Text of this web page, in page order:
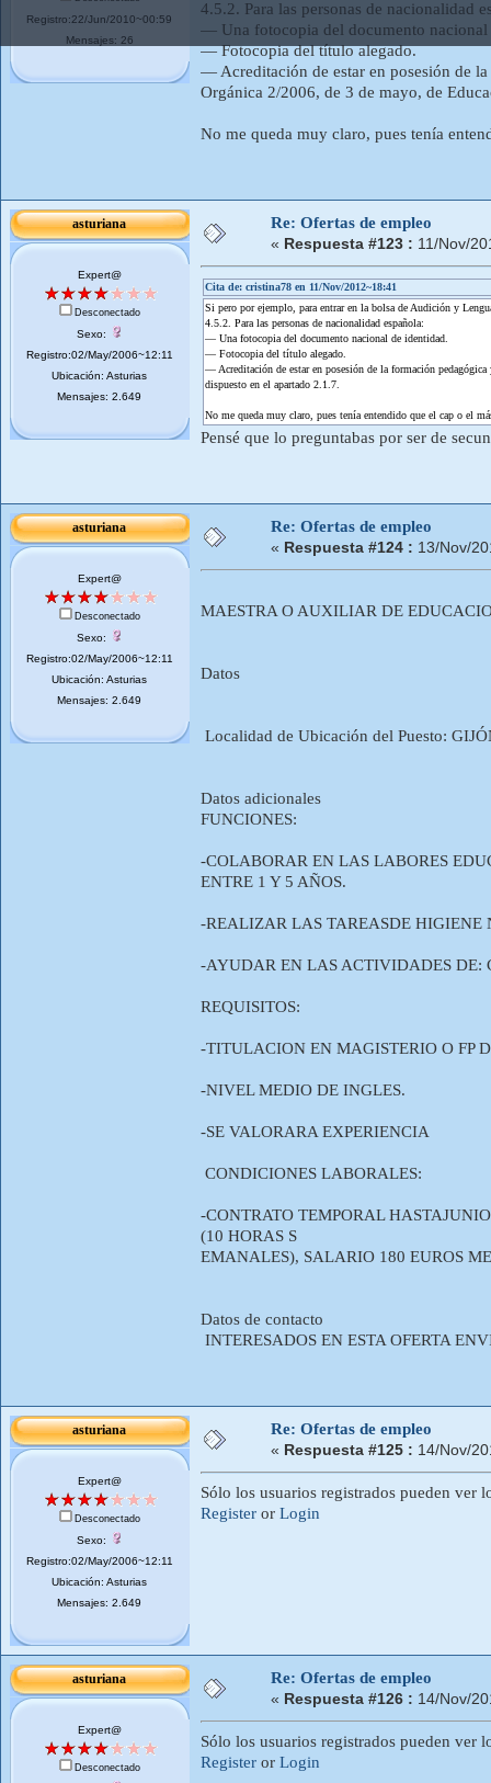
Registro:22/Jun/2010~00:59
Mensajes: 26
4.5.2. Para las personas de nacionalidad
— Una fotocopia del documento nacional
— Fotocopia del título alegado.
— Acreditación de estar en posesión de
Orgánica 2/2006, de 3 de mayo, de
No me queda muy claro, pues tenía
asturiana
Expert@
Desconectado
Sexo:
Registro:02/May/2006~12:11
Ubicación: Asturias
Mensajes: 2.649
Re: Ofertas de empleo
« Respuesta #123 : 11/Nov/
Cita de: cristina78 en 11/Nov/2012~18:41
Si pero por ejemplo, para entrar en la bolsa de Audición y
4.5.2. Para las personas de nacionalidad española:
— Una fotocopia del documento nacional de identidad.
— Fotocopia del título alegado.
— Acreditación de estar en posesión de la formación
dispuesto en el apartado 2.1.7.
No me queda muy claro, pues tenía entendido que el cap o el
Pensé que lo preguntabas por ser de
asturiana
Expert@
Desconectado
Sexo:
Registro:02/May/2006~12:11
Ubicación: Asturias
Mensajes: 2.649
Re: Ofertas de empleo
« Respuesta #124 : 13/Nov/
MAESTRA O AUXILIAR DE
Datos
Localidad de Ubicación del Puesto:
Datos adicionales
FUNCIONES:
-COLABORAR EN LAS LABORES
ENTRE 1 Y 5 AÑOS.
-REALIZAR LAS TAREASDE HIGIENE
-AYUDAR EN LAS ACTIVIDADES DE:
REQUISITOS:
-TITULACION EN MAGISTERIO O FP
-NIVEL MEDIO DE INGLES.
-SE VALORARA EXPERIENCIA
CONDICIONES LABORALES:
-CONTRATO TEMPORAL
(10 HORAS S
EMANALES), SALARIO 180 EUROS
Datos de contacto
INTERESADOS EN ESTA OFERTA
asturiana
Expert@
Desconectado
Sexo:
Registro:02/May/2006~12:11
Ubicación: Asturias
Mensajes: 2.649
Re: Ofertas de empleo
« Respuesta #125 : 14/Nov/
Sólo los usuarios registrados pueden ver
Register or Login
asturiana
Expert@
Desconectado
Re: Ofertas de empleo
« Respuesta #126 : 14/Nov/
Sólo los usuarios registrados pueden ver
Register or Login